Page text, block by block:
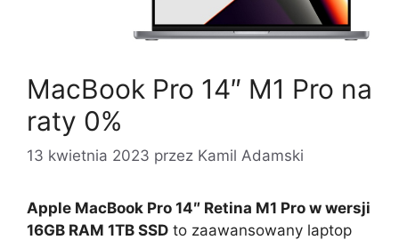
MacBook Pro 14″ M1 Pro na
raty 0%
13 kwietnia 2023 przez Kamil Adamski
Apple MacBook Pro 14″ Retina M1 Pro w wersji
16GB RAM 1TB SSD to zaawansowany laptop